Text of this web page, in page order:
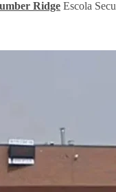
Ridge Escola